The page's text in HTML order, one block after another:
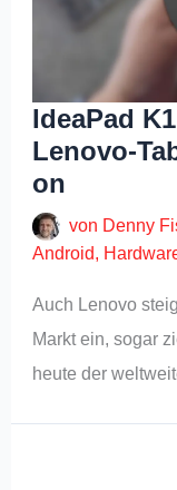
IdeaPad
Lenovo-
on
von Denny
Android,
Auch Lenovo
Markt ein, sogar
heute der